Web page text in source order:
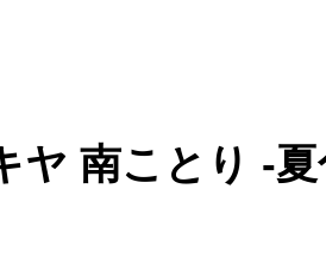
ヤ 南ことり -